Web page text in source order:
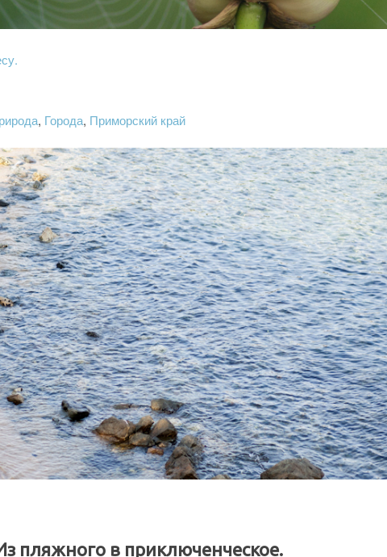
, Города, Приморский край
пляжного в приключенческое.